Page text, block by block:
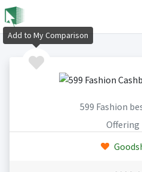
599 Fashion
Offering
Add to My Comparison